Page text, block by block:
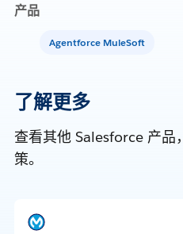
产品
Agentforce MuleSoft
了解更多
查看其他 Salesforce 产品
策。